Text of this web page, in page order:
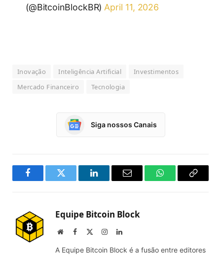
(@BitcoinBlockBR)April 11, 2026
Inovação Inteligência Artificial
Investimentos
Mercado Financeiro
Tecnologia
Siga nossos Canais
FacebookTwitter LinkedInEmail WhatsAppCopy
Equipe Bitcoin Block
WebsiteFacebook InstagramLinkedIn
A Equipe Bitcoin Block é a fusão entre editores